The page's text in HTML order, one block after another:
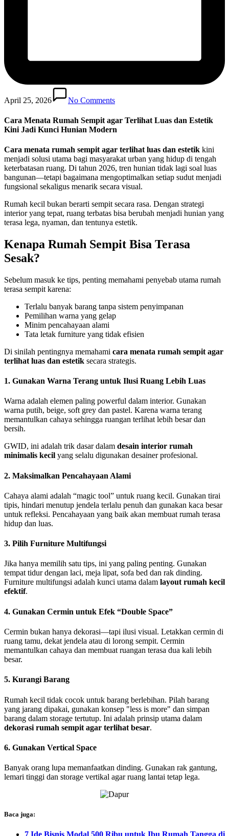
April 25, 2026 No Comments
Cara Menata Rumah Sempit agar Terlihat Luas dan Estetik
Kini Jadi Kunci Hunian Modern
Cara menata rumah sempit agar terlihat luas dan estetik kini
menjadi solusi utama bagi masyarakat urban yang hidup di tengah
keterbatasan ruang. Di tahun 2026, tren hunian tidak lagi soal luas
bangunan—tetapi bagaimana mengoptimalkan setiap sudut menjadi
fungsional sekaligus menarik secara visual.
Rumah kecil bukan berarti sempit secara rasa. Dengan strategi
interior yang tepat, ruang terbatas bisa berubah menjadi hunian yang
terasa lega, nyaman, dan tentunya estetik.
Kenapa Rumah Sempit Bisa Terasa
Sesak?
Sebelum masuk ke tips, penting memahami penyebab utama rumah
terasa sempit karena:
Terlalu banyak barang tanpa sistem penyimpanan
Pemilihan warna yang gelap
Minim pencahayaan alami
Tata letak furniture yang tidak efisien
Di sinilah pentingnya memahami cara menata rumah sempit agar
terlihat luas dan estetik secara strategis.
1. Gunakan Warna Terang untuk Ilusi Ruang Lebih Luas
Warna adalah elemen paling powerful dalam interior. Gunakan
warna putih, beige, soft grey dan pastel. Karena warna terang
memantulkan cahaya sehingga ruangan terlihat lebih besar dan
bersih.
GWID, ini adalah trik dasar dalam desain interior rumah
minimalis kecil yang selalu digunakan desainer profesional.
2. Maksimalkan Pencahayaan Alami
Cahaya alami adalah “magic tool” untuk ruang kecil. Gunakan tirai
tipis, hindari menutup jendela terlalu penuh dan gunakan kaca besar
untuk refleksi. Pencahayaan yang baik akan membuat rumah terasa
hidup dan luas.
3. Pilih Furniture Multifungsi
Jika hanya memilih satu tips, ini yang paling penting. Gunakan
tempat tidur dengan laci, meja lipat, sofa bed dan rak dinding.
Furniture multifungsi adalah kunci utama dalam layout rumah kecil
efektif.
4. Gunakan Cermin untuk Efek “Double Space”
Cermin bukan hanya dekorasi—tapi ilusi visual. Letakkan cermin di
ruang tamu, dekat jendela atau di lorong sempit. Cermin
memantulkan cahaya dan membuat ruangan terasa dua kali lebih
besar.
5. Kurangi Barang
Rumah kecil tidak cocok untuk barang berlebihan. Pilah barang
yang jarang dipakai, gunakan konsep "less is more" dan simpan
barang dalam storage tertutup. Ini adalah prinsip utama dalam
dekorasi rumah sempit agar terlihat besar.
6. Gunakan Vertical Space
Banyak orang lupa memanfaatkan dinding. Gunakan rak gantung,
lemari tinggi dan storage vertikal agar ruang lantai tetap lega.
Baca juga: